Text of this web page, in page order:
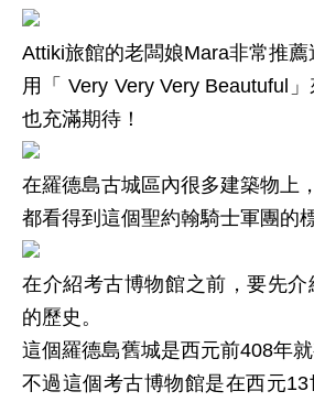
Attiki旅館的老闆娘Mara非常推薦
用「Very Very Very Beautuful
也充滿期待！
在羅德島古城區內很多建築物上，
都看得到這個聖約翰騎士軍團的
在介紹考古博物館之前，要先
的歷史。
這個羅德島舊城是西元前408年
不過這個考古博物館是在西元